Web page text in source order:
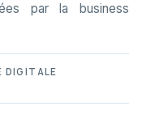
par la business
DIGITALE